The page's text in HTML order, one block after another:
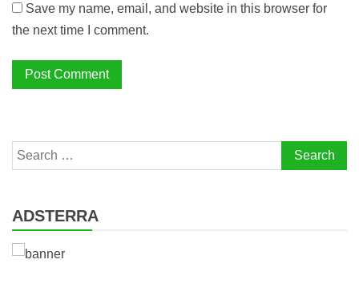
Save my name, email, and website in this browser for
the next time I comment.
Search
for:
ADSTERRA